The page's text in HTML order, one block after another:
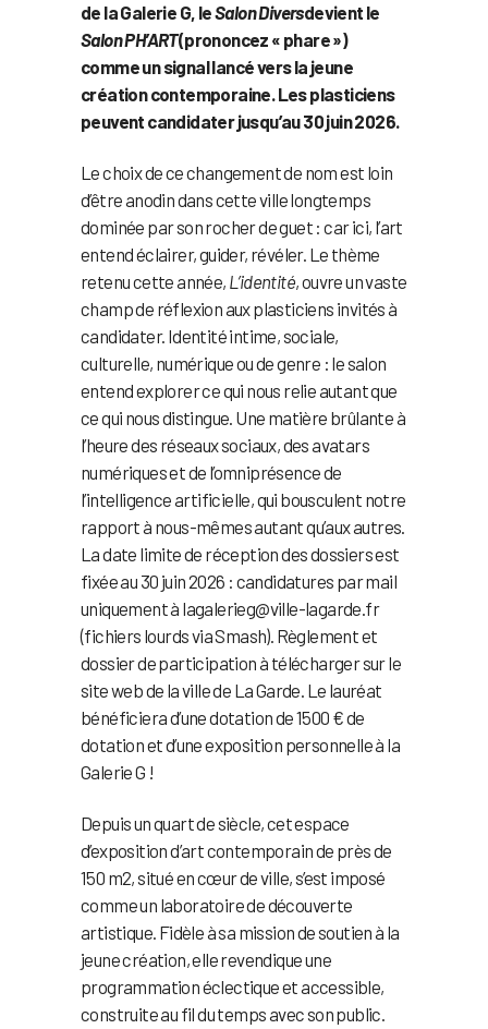
de la Galerie G, leSalon Diversdevient le
Salon PH’ART(prononcez « phare »)
comme un signal lancé vers la jeune
création contemporaine. Les plasticiens
peuvent candidater jusqu’au 30 juin 2026.
Le choix de ce changement de nom est loin
d’être anodin dans cette ville longtemps
dominée par son rocher de guet : car ici, l’art
entend éclairer, guider, révéler. Le thème
retenu cette année, L’identité, ouvre un vaste
champ de réflexion aux plasticiens invités à
candidater. Identité intime, sociale,
culturelle, numérique ou de genre : le salon
entend explorer ce qui nous relie autant que
ce qui nous distingue. Une matière brûlante à
l’heure des réseaux sociaux, des avatars
numériques et de l’omniprésence de
l’intelligence artificielle, qui bousculent notre
rapport à nous-mêmes autant qu’aux autres.
La date limite de réception des dossiers est
fixée au 30 juin 2026 : candidatures par mail
uniquement à lagalerieg@ville-lagarde.fr
(fichiers lourds via Smash). Règlement et
dossier de participation à télécharger sur le
site web de la ville de La Garde. Le lauréat
bénéficiera d’une dotation de 1500 € de
dotation et d’une exposition personnelle à la
Galerie G !
Depuis un quart de siècle, cet espace
d’exposition d’art contemporain de près de
150 m2, situé en cœur de ville, s’est imposé
comme un laboratoire de découverte
artistique. Fidèle à sa mission de soutien à la
jeune création, elle revendique une
programmation éclectique et accessible,
construite au fil du temps avec son public.